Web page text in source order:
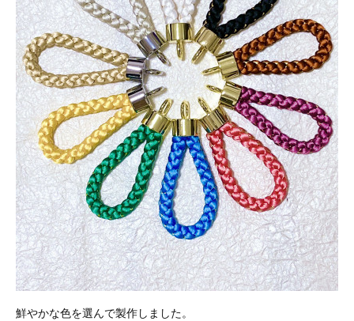
鮮やかな色を選んで製作しました。